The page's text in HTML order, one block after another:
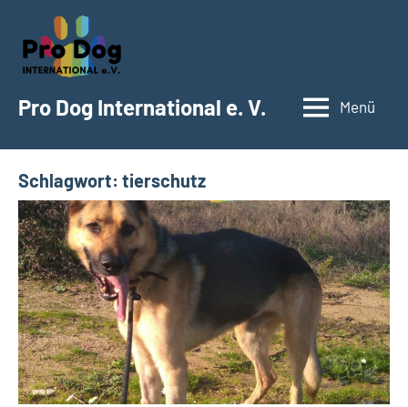
Inhalt
springen
Pro Dog International e. V. Menü
Schlagwort: tierschutz